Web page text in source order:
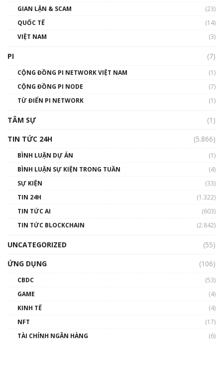
gió ấm
Talkshow 14: MemeCoin – Trò đùa tỷ đô
01:29:26
GIAN LẬN & SCAM
(23)
QUỐC TẾ
(14)
VIỆT NAM
(3)
PI (7)
CỘNG ĐỒNG PI NETWORK VIỆT NAM
(1)
CỘNG ĐỒNG PI NODE
(7)
TỪ ĐIỂN PI NETWORK
(1)
TÂM SỰ
(1)
TIN TỨC 24H
(5.866)
BÌNH LUẬN DỰ ÁN
(1)
BÌNH LUẬN SỰ KIỆN TRONG TUẦN
(4)
SỰ KIỆN
(33)
TIN 24H
(1.322)
TIN TỨC AI
(603)
TIN TỨC BLOCKCHAIN
(2.842)
UNCATEGORIZED
(55)
ỨNG DỤNG
(106)
CBDC
(53)
GAME
(4)
KINH TẾ
(4)
NFT
(17)
TÀI CHÍNH NGÂN HÀNG
(6)